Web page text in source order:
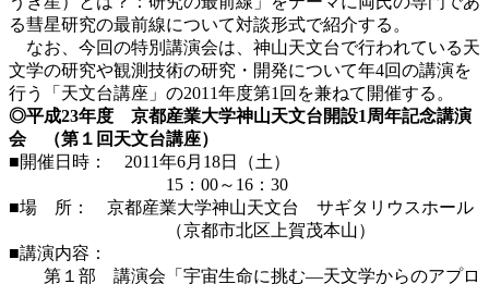
る彗星研究の最前線について対談形式で紹介する。
なお、今回の特別講演会は、神山天文台で行われている天
文学の研究や観測技術の研究・開発について年4回の講演を
行う「天文台講座」の2011年度第1回を兼ねて開催する。
◎平成23年度 京都産業大学神山天文台開設1周年記念講演
会 （第１回天文台講座）
■開催日時： 2011年6月18日（土）
15：00～16：30
■場 所： 京都産業大学神山天文台 サギタリウスホール
（京都市北区上賀茂本山）
■講演内容：
第１部 講演会「宇宙生命に挑む―天文学からのアプロ